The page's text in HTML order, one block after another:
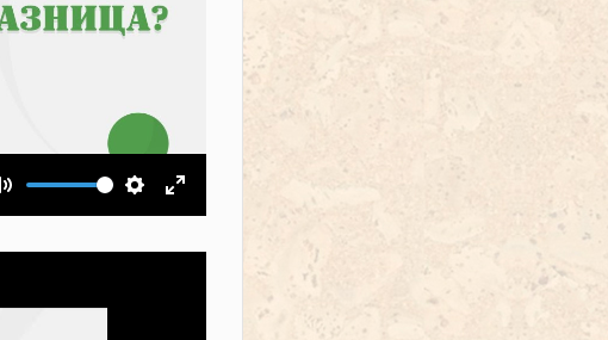
Выключить звукНастройки
На весь экран